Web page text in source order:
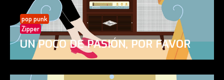
pop punk
Zipper
UN POCO DE PASIÓN, POR FAVOR